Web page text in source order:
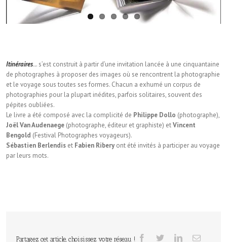
Itinéraires... s’est construit à partir d’une invitation lancée à une cinquantaine
de photographes à proposer des images où se rencontrent la photographie
et le voyage sous toutes ses formes. Chacun a exhumé un corpus de
photographies pour la plupart inédites, parfois solitaires, souvent des
pépites oubliées.
Le livre a été composé avec la complicité de Philippe Dollo (photographe),
Joël Van Audenaege (photographe, éditeur et graphiste) etVincent
Bengold (Festival Photographes voyageurs).
Sébastien Berlendis et Fabien Ribery ont été invités à participer au voyage
par leurs mots.
Partagez cet article, choisissez votre réseau !